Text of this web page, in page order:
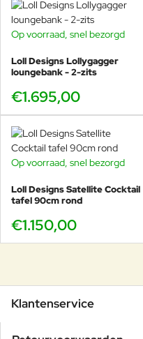
Op voorraad, snel bezorgd
Loll Designs Lollygagger
loungebank - 2-zits
€1.695,00
Op voorraad, snel bezorgd
Loll Designs Satellite Cocktail
tafel 90cm rond
€1.150,00
Klantenservice